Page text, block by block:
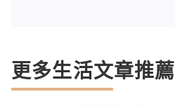
更多生活文章推薦